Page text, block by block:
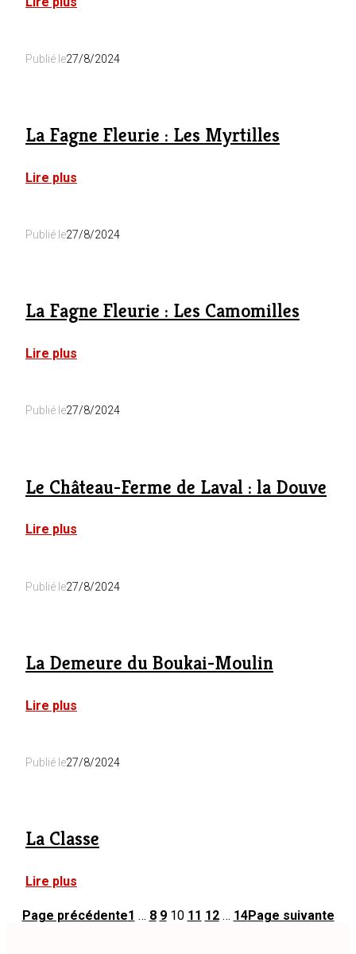
:
Publié le27/8/2024
La Fagne Fleurie : Les Myrtilles
Lire plus
:
Publié le27/8/2024
La Fagne Fleurie : Les Camomilles
Lire plus
:
Publié le27/8/2024
Le Château-Ferme de Laval : la Douve
Lire plus
de
Publié le27/8/2024
La Demeure du Boukai-Moulin
Lire plus
Boukai-
Publié le27/8/2024
La Classe
Lire plus
Classe
Page précédente1 … 8 9 10 11 12 … 14Page suivante